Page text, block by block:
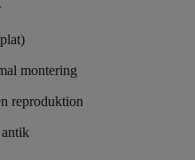
montering
reproduktion
antik